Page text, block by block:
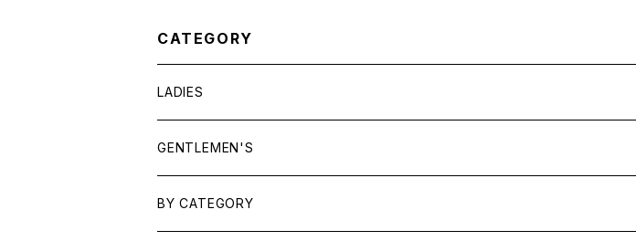
CATEGORY
LADIES
TOPS
SHIRTS
OUTERWEAR
GENTLEMEN'S
TOPS
BY CATEGORY